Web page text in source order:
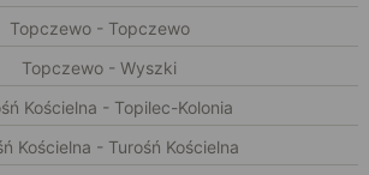
Topczewo - Topczewo
Topczewo - Wyszki
Kościelna - Topilec-Kolonia
Kościelna - Turośń Kościelna